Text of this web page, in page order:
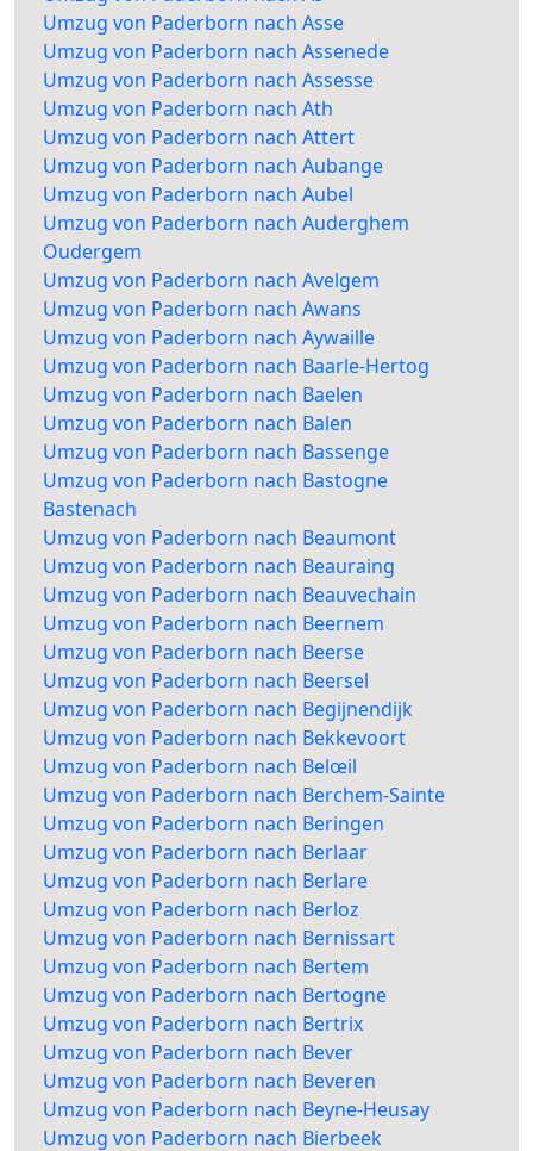
Umzug von Paderborn nach Asse
Umzug von Paderborn nach Assenede
Umzug von Paderborn nach Assesse
Umzug von Paderborn nach Ath
Umzug von Paderborn nach Attert
Umzug von Paderborn nach Aubange
Umzug von Paderborn nach Aubel
Umzug von Paderborn nach Auderghem
Oudergem
Umzug von Paderborn nach Avelgem
Umzug von Paderborn nach Awans
Umzug von Paderborn nach Aywaille
Umzug von Paderborn nach Baarle-Hertog
Umzug von Paderborn nach Baelen
Umzug von Paderborn nach Balen
Umzug von Paderborn nach Bassenge
Umzug von Paderborn nach Bastogne
Bastenach
Umzug von Paderborn nach Beaumont
Umzug von Paderborn nach Beauraing
Umzug von Paderborn nach Beauvechain
Umzug von Paderborn nach Beernem
Umzug von Paderborn nach Beerse
Umzug von Paderborn nach Beersel
Umzug von Paderborn nach Begijnendijk
Umzug von Paderborn nach Bekkevoort
Umzug von Paderborn nach Belœil
Umzug von Paderborn nach Berchem-Sainte
Umzug von Paderborn nach Beringen
Umzug von Paderborn nach Berlaar
Umzug von Paderborn nach Berlare
Umzug von Paderborn nach Berloz
Umzug von Paderborn nach Bernissart
Umzug von Paderborn nach Bertem
Umzug von Paderborn nach Bertogne
Umzug von Paderborn nach Bertrix
Umzug von Paderborn nach Bever
Umzug von Paderborn nach Beveren
Umzug von Paderborn nach Beyne-Heusay
Umzug von Paderborn nach Bierbeek